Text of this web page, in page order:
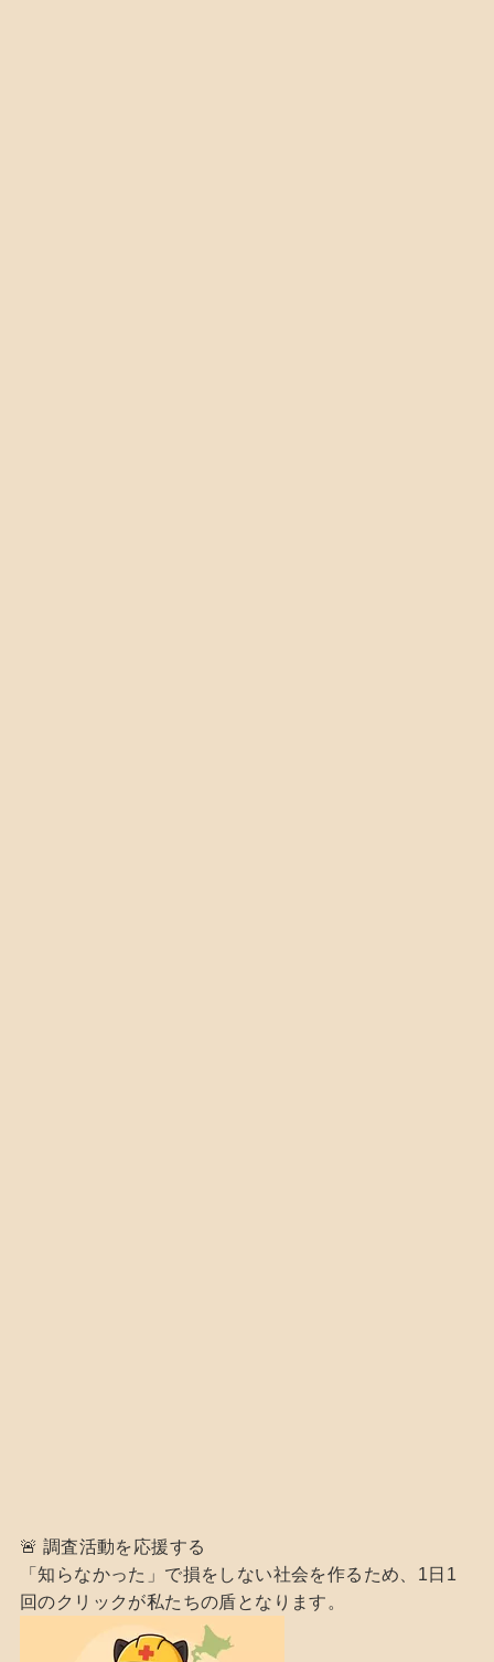
🚨 調査活動を応援する
「知らなかった」で損をしない社会を作るため、1日1
回のクリックが私たちの盾となります。